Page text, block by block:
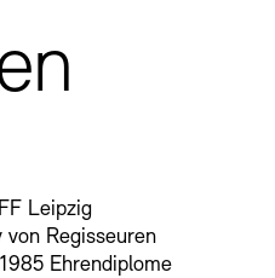
Leipzig
Regisseuren
Ehrendiplome